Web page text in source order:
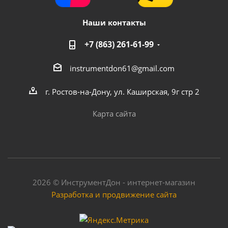
Наши контакты
+7 (863) 261-61-99
instrumentdon61@gmail.com
г. Ростов-на-Дону, ул. Каширская, 9г стр 2
Карта сайта
2026 © ИнструментДон - интернет-магазин
Разработка и продвижение сайта